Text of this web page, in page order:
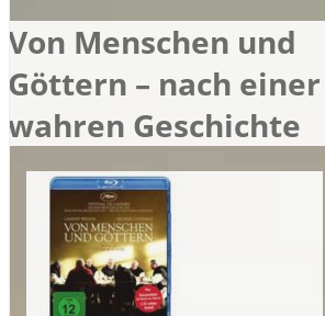
Von Menschen und
Göttern – nach einer
wahren Geschichte